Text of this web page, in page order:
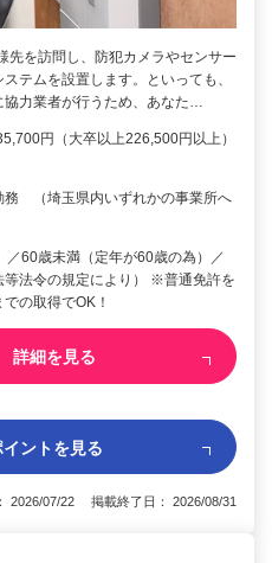
先を訪問し、防犯カメラやセンサー
テムを設置します。といっても、
協力業者が行うため、あなた…
円（大卒以上226,500円以上）
務 （埼玉県内いずれかの事業所へ
／60歳未満（定年が60歳の為）／
法令の規定により） ※普通免許を
の取得でOK！
詳細を見る
ントを見る
2026/07/22 掲載終了日： 2026/08/31